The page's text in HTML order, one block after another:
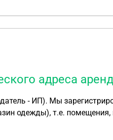
адреса
- ИП). Мы
одежды), т.е. помещения,
не обосновывает свою